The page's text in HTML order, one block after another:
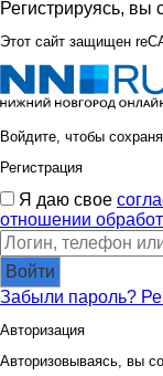
Регистрируясь, вы
Этот сайт защищен
Войдите, чтобы
Регистрация
Я даю свое
отношении
Войти
Забыли пароль?
Авторизация
Авторизовываясь, вы